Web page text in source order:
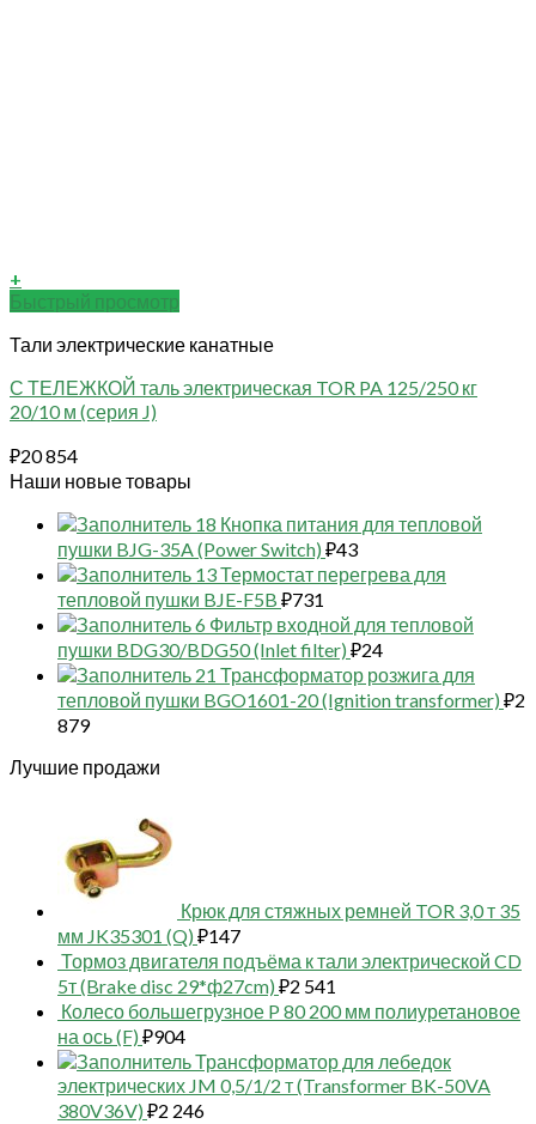
+
Быстрый просмотр
Тали электрические канатные
С ТЕЛЕЖКОЙ таль электрическая TOR PA 125/250 кг
20/10 м (серия J)
₽20 854
Наши новые товары
18 Кнопка питания для тепловой
пушки BJG-35A (Power Switch) ₽43
13 Термостат перегрева для
тепловой пушки BJE-F5B ₽731
6 Фильтр входной для тепловой
пушки BDG30/BDG50 (Inlet filter) ₽24
21 Трансформатор розжига для
тепловой пушки BGO1601-20 (Ignition transformer) ₽2
879
Лучшие продажи
Крюк для стяжных ремней TOR 3,0 т 35
мм JK35301 (Q) ₽147
Тормоз двигателя подъёма к тали электрической CD
5т (Brake disc 29*ф27cm) ₽2 541
Колесо большегрузное P 80 200 мм полиуретановое
на ось (F) ₽904
Трансформатор для лебедок
электрических JM 0,5/1/2 т (Transformer BK-50VA
380V36V) ₽2 246